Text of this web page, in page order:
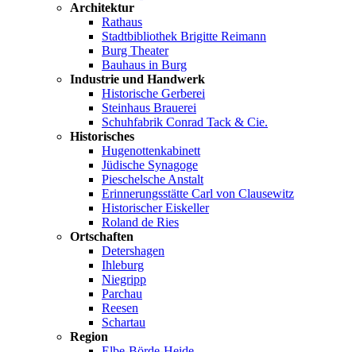
Architektur
Rathaus
Stadtbibliothek Brigitte Reimann
Burg Theater
Bauhaus in Burg
Industrie und Handwerk
Historische Gerberei
Steinhaus Brauerei
Schuhfabrik Conrad Tack & Cie.
Historisches
Hugenottenkabinett
Jüdische Synagoge
Pieschelsche Anstalt
Erinnerungsstätte Carl von Clausewitz
Historischer Eiskeller
Roland de Ries
Ortschaften
Detershagen
Ihleburg
Niegripp
Parchau
Reesen
Schartau
Region